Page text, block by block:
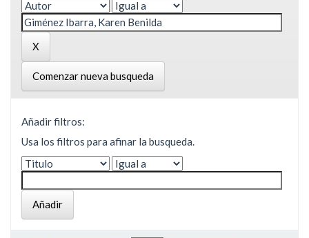
Comenzar nueva busqueda
Añadir filtros:
Usa los filtros para afinar la busqueda.